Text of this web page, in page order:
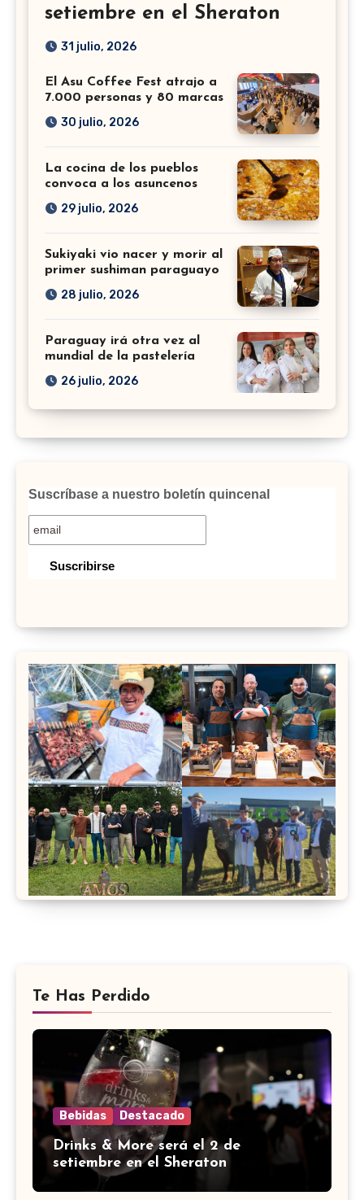
setiembre en el Sheraton
31 julio, 2026
El Asu Coffee Fest atrajo a
7.000 personas y 80 marcas
30 julio, 2026
La cocina de los pueblos
convoca a los asuncenos
29 julio, 2026
Sukiyaki vio nacer y morir al
primer sushiman paraguayo
28 julio, 2026
Paraguay irá otra vez al
mundial de la pastelería
26 julio, 2026
Suscríbase a nuestro boletín quincenal
Te Has Perdido
Bebidas Destacado
Drinks & More será el 2 de
setiembre en el Sheraton